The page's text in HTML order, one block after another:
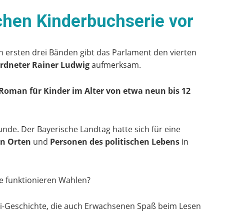
Kinderbuchserie vor
ersten drei Bänden gibt das Parlament den vierten
Rainer Ludwigaufmerksam.
für Kinder im Alter von etwa neun bis 12
Der Bayerische Landtag hatte sich für eine
Orten und Personen des politischen Lebens in
funktionieren Wahlen?
die auch Erwachsenen Spaß beim Lesen